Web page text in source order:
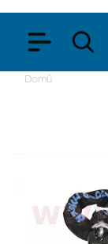
Domů